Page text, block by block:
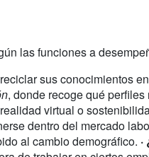
las funciones a
sus conocimientos
, donde recoge qué
virtual o
dentro del mercado
al cambio demográfico. ·